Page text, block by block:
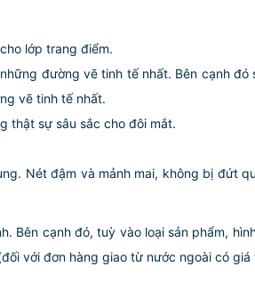
lớp trang điểm.
đường vẽ tinh tế nhất. Bên cạnh
vẽ tinh tế nhất.
thật sự sâu sắc cho đôi mắt.
Nét đậm và mảnh mai, không bị đứt
Bên cạnh đó, tuỳ vào loại sản phẩm,
với đơn hàng giao từ nước ngoài có